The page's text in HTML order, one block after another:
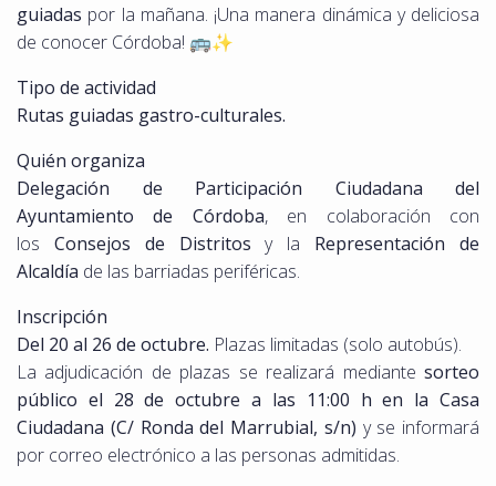
guiadas por la mañana. ¡Una manera dinámica y deliciosa
de conocer Córdoba! 🚌✨
Tipo de actividad
Rutas guiadas gastro-culturales.
Quién organiza
Delegación de Participación Ciudadana del
Ayuntamiento de Córdoba, en colaboración con
los Consejos de Distritos y la Representación de
Alcaldía de las barriadas periféricas.
Inscripción
Del 20 al 26 de octubre. Plazas limitadas (solo autobús).
La adjudicación de plazas se realizará mediante sorteo
público el 28 de octubre a las 11:00 h en la Casa
Ciudadana (C/ Ronda del Marrubial, s/n) y se informará
por correo electrónico a las personas admitidas.